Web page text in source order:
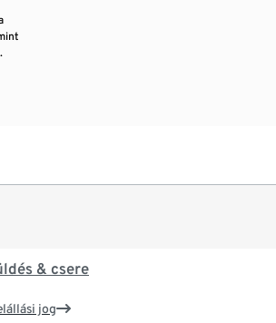
& csere
jog